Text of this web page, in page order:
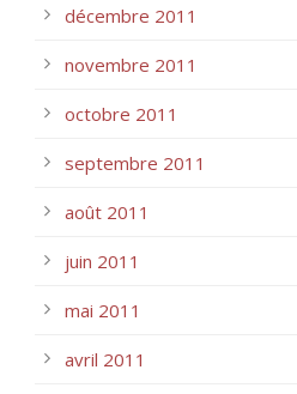
décembre 2011
novembre 2011
octobre 2011
septembre 2011
août 2011
juin 2011
mai 2011
avril 2011